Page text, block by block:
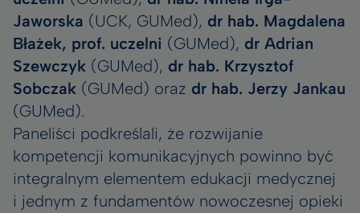
Jaworska (UCK, GUMed), dr hab. Magdalena
Błażek, prof. uczelni (GUMed), dr Adrian
Szewczyk (GUMed), dr hab. Krzysztof
Sobczak (GUMed) oraz dr hab. Jerzy Jankau
(GUMed).
Paneliści podkreślali, że rozwijanie
kompetencji komunikacyjnych powinno być
integralnym elementem edukacji medycznej
i jednym z fundamentów nowoczesnej opieki